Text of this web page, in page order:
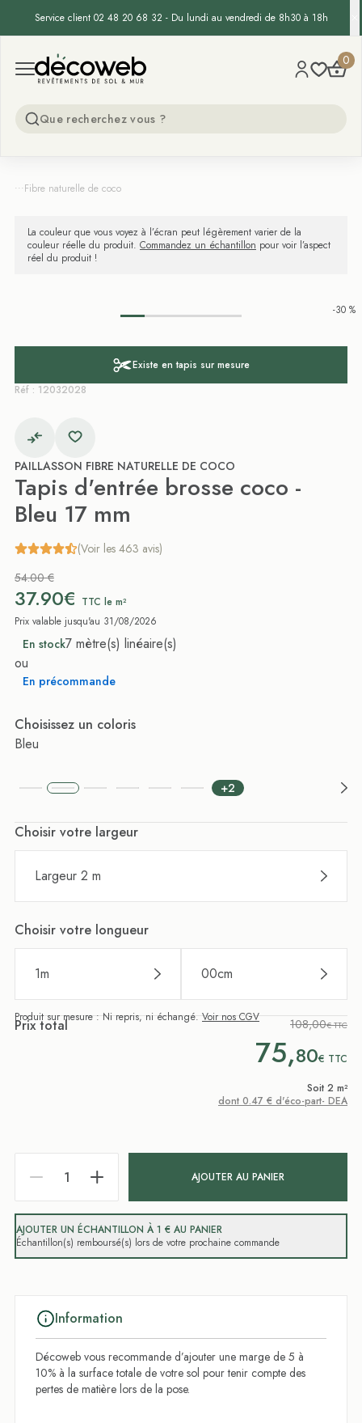
Service client 02 48 20 68 32 - Du lundi au vendredi de 8h30 à 18h
Open menu
Decoweb 0
...Fibre naturelle de coco
La couleur que vous voyez à l’écran peut légèrement varier de la
couleur réelle du produit. Commandez un échantillon pour voir l’aspect
réel du produit !
-30 %
Existe en tapis sur mesure
Réf : 12032028
PAILLASSON FIBRE NATURELLE DE COCO
Tapis d'entrée brosse coco -
Bleu 17 mm
(Voir les 463 avis)
54.00 €
37.90€ TTC le m²
Prix valable jusqu'au 31/08/2026
En stock7 mètre(s) linéaire(s)
ou
En précommande
Choisissez un coloris
Bleu
+2
Choisir votre largeur
Largeur 2 m
Choisir votre longueur
1m 00cm
Produit sur mesure : Ni repris, ni échangé.Voir nos CGV
Prix total 108,00€ TTC
75,80€ TTC
Soit 2 m²
dont 0.47 € d'éco-part- DEA
AJOUTER AU PANIER
AJOUTER UN ÉCHANTILLON À 1 € AU PANIER
Échantillon(s) remboursé(s) lors de votre prochaine commande
Information
Décoweb vous recommande d’ajouter une marge de 5 à
10% à la surface totale de votre sol pour tenir compte des
pertes de matière lors de la pose.